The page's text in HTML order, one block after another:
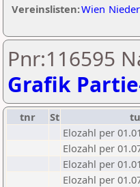
Vereinslisten:Wien
Pnr:116595
Grafik
tnr St
Elozahl per
Elozahl per
Elozahl per
Elozahl per